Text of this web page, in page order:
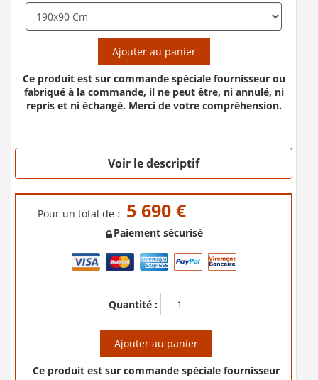
Ajouter au panier
Ce produit est sur commande spéciale fournisseur ou
fabriqué à la commande, il ne peut être, ni annulé, ni
repris et ni échangé. Merci de votre compréhension.
Voir le descriptif
Pour un total de : 5 690 €
Paiement sécurisé
Quantité :
Ajouter au panier
Ce produit est sur commande spéciale fournisseur